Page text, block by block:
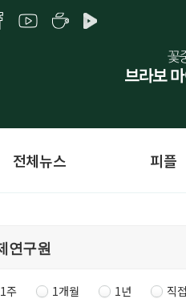
전체뉴스 피플
1주 1개월 1년 직